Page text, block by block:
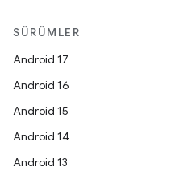
SÜRÜMLER
Android 17
Android 16
Android 15
Android 14
Android 13